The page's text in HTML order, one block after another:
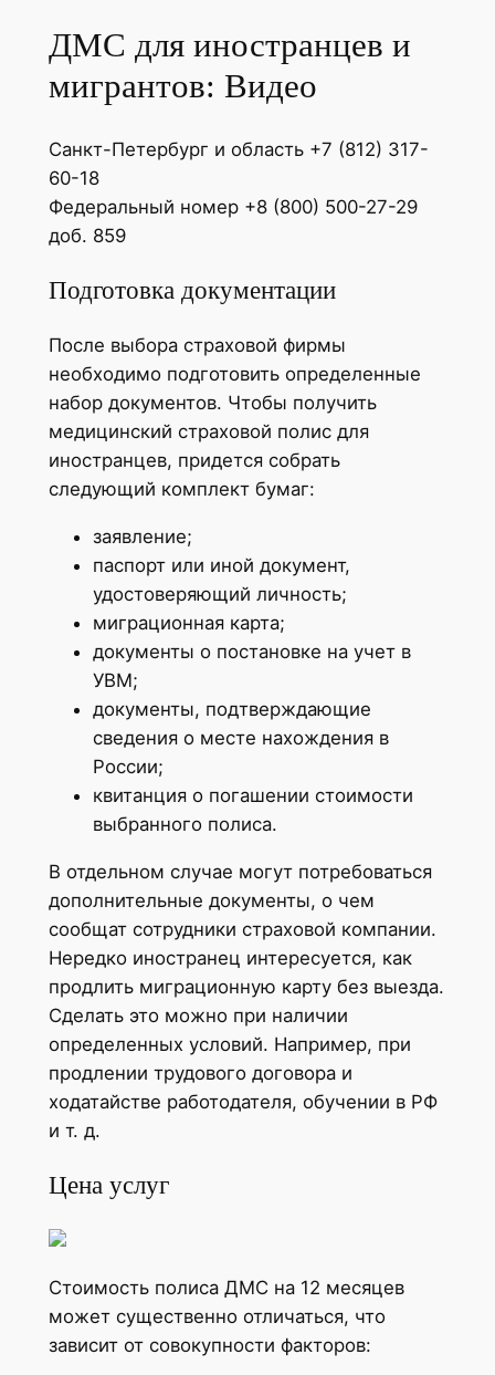
ДМС для иностранцев и
мигрантов: Видео
Санкт-Петербург и область +7 (812) 317-
60-18
Федеральный номер +8 (800) 500-27-29
доб. 859
Подготовка документации
После выбора страховой фирмы
необходимо подготовить определенные
набор документов. Чтобы получить
медицинский страховой полис для
иностранцев, придется собрать
следующий комплект бумаг:
заявление;
паспорт или иной документ,
удостоверяющий личность;
миграционная карта;
документы о постановке на учет в
УВМ;
документы, подтверждающие
сведения о месте нахождения в
России;
квитанция о погашении стоимости
выбранного полиса.
В отдельном случае могут потребоваться
дополнительные документы, о чем
сообщат сотрудники страховой компании.
Нередко иностранец интересуется, как
продлить миграционную карту без выезда.
Сделать это можно при наличии
определенных условий. Например, при
продлении трудового договора и
ходатайстве работодателя, обучении в РФ
и т. д.
Цена услуг
Стоимость полиса ДМС на 12 месяцев
может существенно отличаться, что
зависит от совокупности факторов: